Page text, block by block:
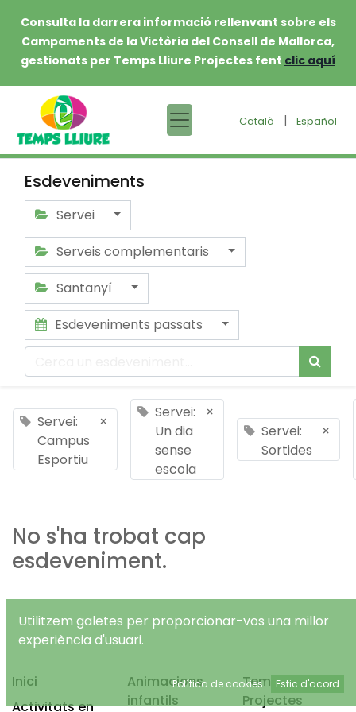
Consulta la darrera informació rellenvant sobre els
Campaments de la Victòria del Consell de Mallorca,
gestionats per Temps Lliure Projectes fent clic aquí
Català | Español
Esdeveniments
Servei
Serveis complementaris
Santanyí
Esdeveniments passats
Servei:
Campus
Esportiu
×
Servei:
Un dia
sense
escola
×
Servei:
Sortides
×
No s'ha trobat cap
esdeveniment.
Inici
Activitats en
Animacions
infantils
Temps Lliure
Projectes
Utilitzem galetes per proporcionar-vos una millor
experiència d'usuari.
Política de cookies Estic d'acord